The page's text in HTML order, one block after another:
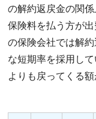
の解約返戻金の関
保険料を払う方が
の保険会社では解
な短期率を採用し
よりも戻ってくる